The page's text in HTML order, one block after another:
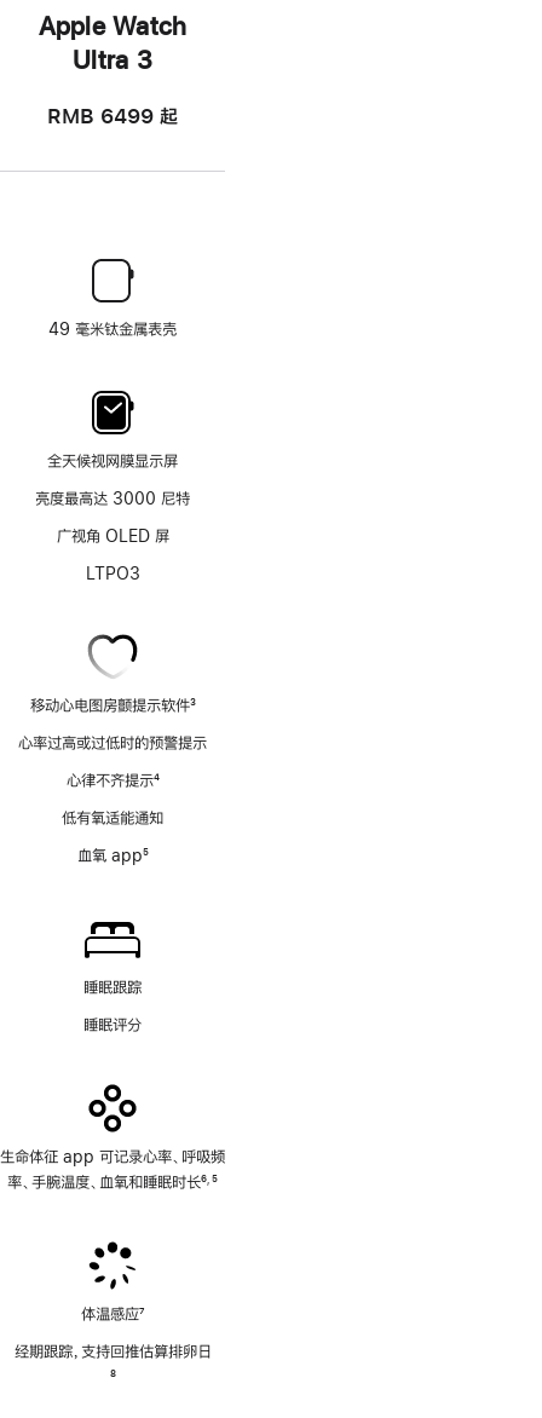
Apple Watch
Ultra 3
RMB 6499 起
49 毫米钛金属表壳
全天候视网膜显示屏
亮度最高达 3000 尼特
广视角 OLED 屏
LTPO3
移动心电图房颤提示软件3
心率过高或过低时的预警提示
心律不齐提示4
低有氧适能通知
血氧 app5
睡眠跟踪
睡眠评分
生命体征 app 可记录心率、呼吸频
率、手腕温度、血氧和睡眠时长6 5
体温感应7
经期跟踪，支持回推估算排卵日
8